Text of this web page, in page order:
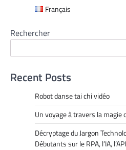
Français
Rechercher
Recent Posts
Robot danse tai chi vidéo
Un voyage à travers la magie
Décryptage du Jargon
Débutants sur le RPA, l’IA,